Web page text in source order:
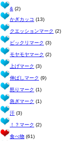
& (2)
かぎカッコ (13)
クエッションマーク (2)
ビックリマーク (3)
モヤモヤマーク (2)
上げマーク (3)
伸ばしマーク (9)
怒りマーク (1)
急ぎマーク (1)
汗 (3)
！？マーク (2)
食べ物 (61)